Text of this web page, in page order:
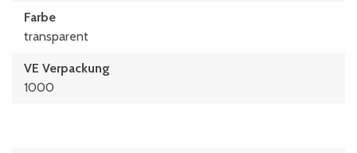
Farbe
transparent
VE Verpackung
1000